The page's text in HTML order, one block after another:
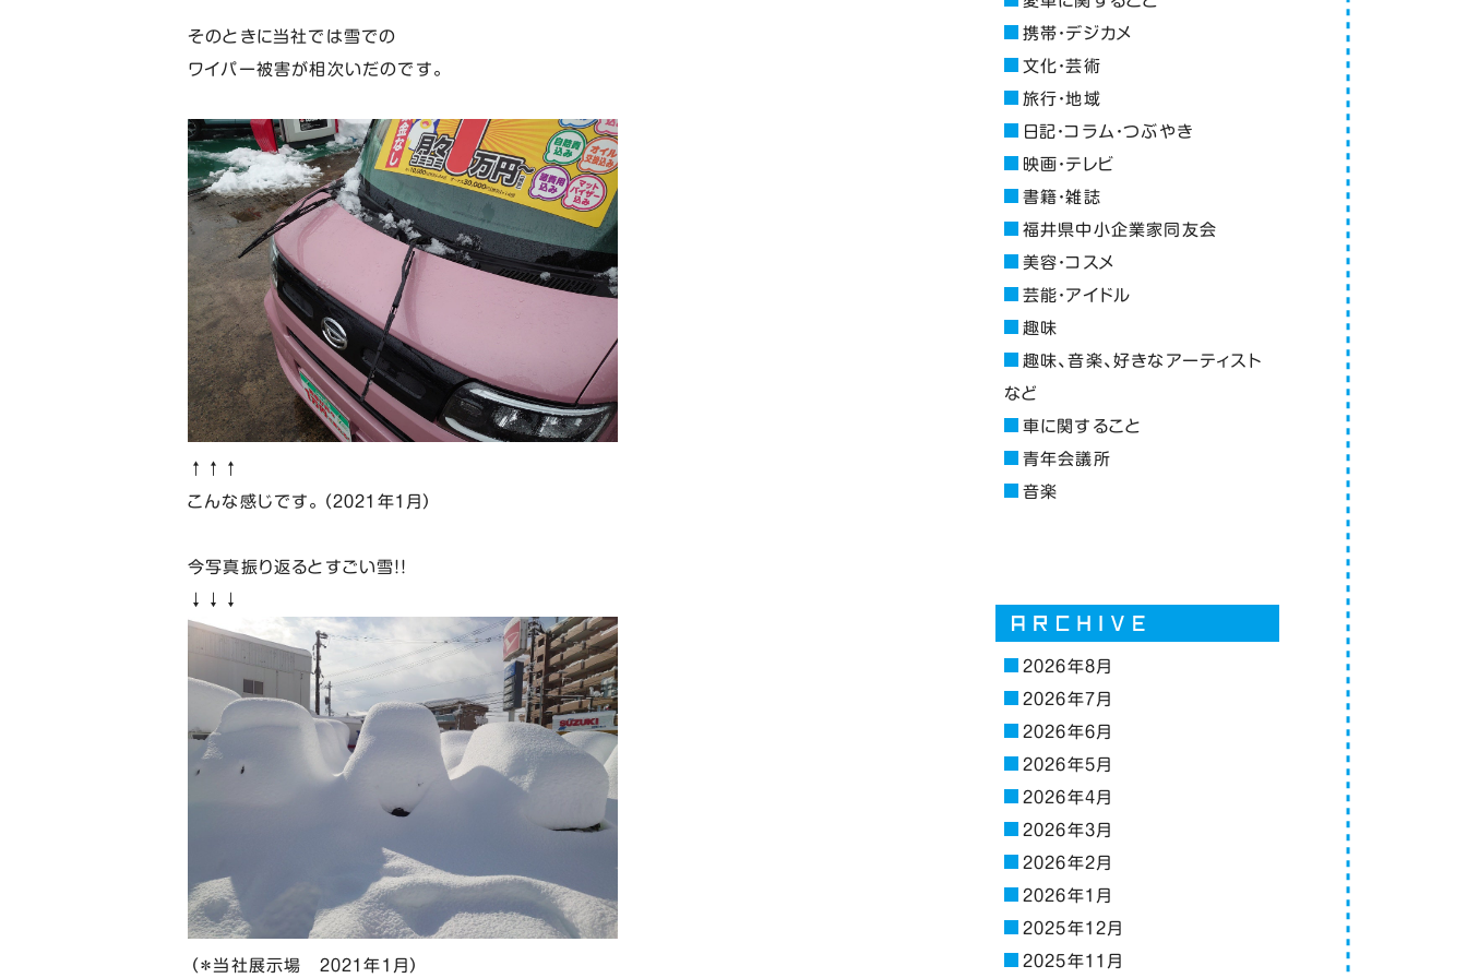
そのときに当社では雪での
ワイパー被害が相次いだのです。
↑↑↑
こんな感じです。（２０２１年１月）
今写真振り返るとすごい雪！！
↓↓↓
（＊当社展示場 ２０２１年１月）
携帯・デジカメ
文化・芸術
旅行・地域
日記・コラム・つぶやき
映画・テレビ
書籍・雑誌
福井県中小企業家同友会
美容・コスメ
芸能・アイドル
趣味
趣味、音楽、好きなアーティスト
など
車に関すること
青年会議所
音楽
2026年8月
2026年7月
2026年6月
2026年5月
2026年4月
2026年3月
2026年2月
2026年1月
2025年12月
2025年11月